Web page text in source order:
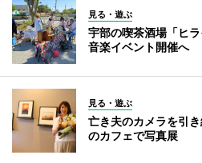
見る・遊ぶ
宇部の喫茶酒場「ヒ
音楽イベント開催へ
見る・遊ぶ
亡き夫のカメラを引
のカフェで写真展